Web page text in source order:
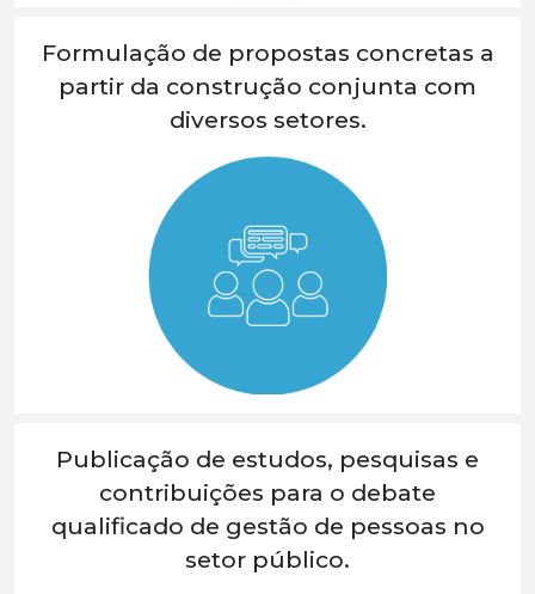
Formulação de propostas concretas a
partir da construção conjunta com
diversos setores.
Publicação de estudos, pesquisas e
contribuições para o debate
qualificado de gestão de pessoas no
setor público.